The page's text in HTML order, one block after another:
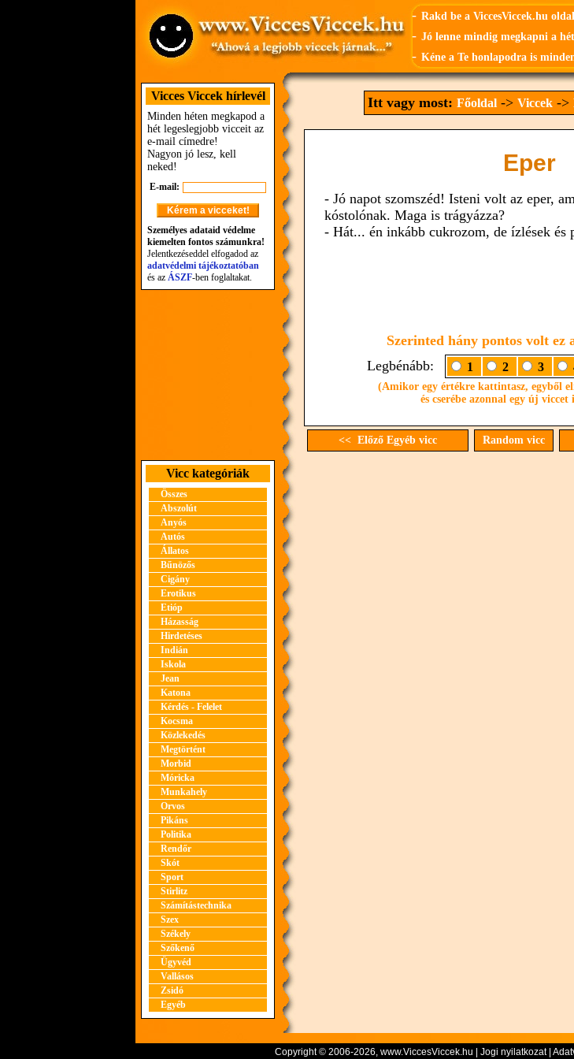
- Rakd be a ViccesViccek.hu
- Jó lenne mindig megkapni a
- Kéne a Te honlapodra is
Vicces Viccek hírlevél
Minden héten megkapod a
hét legeslegjobb vicceit az
e-mail címedre!
Nagyon jó lesz, kell
neked!
E-mail:
Személyes adataid védelme
kiemelten fontos számunkra!
Jelentkezéseddel elfogadod az
adatvédelmi tájékoztatóban
és az ÁSZF-ben foglaltakat.
Vicc kategóriák
Összes
Abszolút
Anyós
Autós
Állatos
Bűnözős
Cigány
Erotikus
Etióp
Házasság
Hirdetéses
Indián
Iskola
Jean
Katona
Kérdés - Felelet
Kocsma
Közlekedés
Megtörtént
Morbid
Móricka
Munkahely
Orvos
Pikáns
Politika
Rendőr
Skót
Sport
Stirlitz
Számítástechnika
Szex
Székely
Szőkenő
Ügyvéd
Vallásos
Zsidó
Egyéb
Itt vagy most: Főoldal -> Viccek ->
Eper
- Jó napot szomszéd! Isteni volt az eper,
kóstolónak. Maga is trágyázza?
- Hát... én inkább cukrozom, de ízlések és
Szerinted hány pontos volt ez
Legbénább:
1 2 3
(Amikor egy értékre kattintasz, egyből
és cserébe azonnal egy új
<< Előző Egyéb vicc Random vicc
Copyright © 2006-2026, www.ViccesViccek.hu | Jogi nyilatkozat|